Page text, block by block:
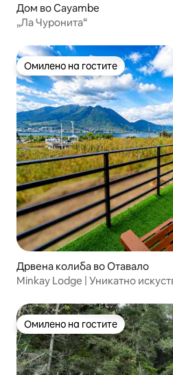
Дом во Cayambe
„Ла Чуронита“
Омилено на гостите
Омилено на гостите
Дрвена колиба во Отавало
Minkay Lodge | Уникатно
Омилено на гостите
Омилено на гостите